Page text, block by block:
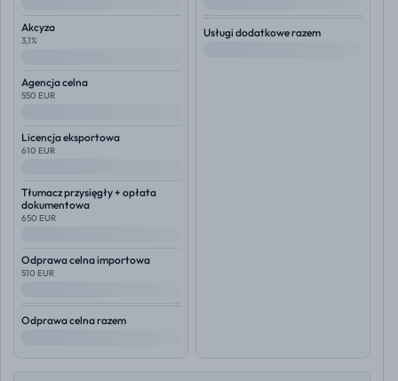
Akcyza
3,1%
Agencja celna
550 EUR
Licencja eksportowa
610 EUR
Tłumacz przysięgły + opłata
dokumentowa
650 EUR
Odprawa celna importowa
510 EUR
Odprawa celna razem
Usługi dodatkowe razem